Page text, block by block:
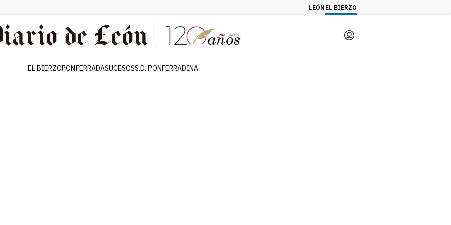
LEÓN EL BIERZO
Login
EL BIERZOPONFERRADASUCESOSS.D. PONFERRADINA